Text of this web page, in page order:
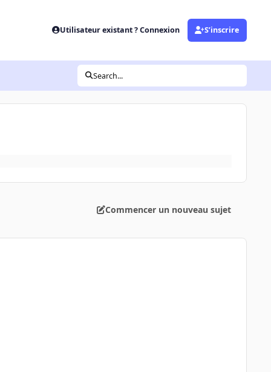
Utilisateur existant ? Connexion S’inscrire
Search...
Commencer un nouveau sujet